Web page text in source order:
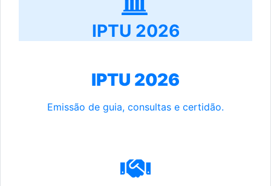
IPTU 2026
IPTU 2026
Emissão de guia, consultas e certidão.